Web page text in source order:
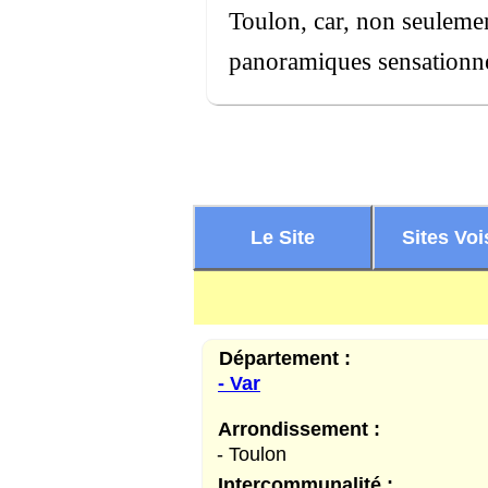
Toulon, car, non
panoramiques
Le Site Sites
Département :
- Var
Arrondissement :
- Toulon